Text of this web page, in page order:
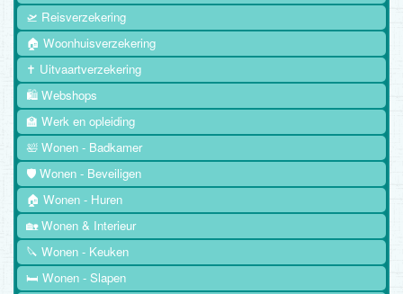
🛫 Reisverzekering
🏠 Woonhuisverzekering
✝️ Uitvaartverzekering
🛍️ Webshops
🏫 Werk en opleiding
🛀 Wonen - Badkamer
🛡️ Wonen - Beveiligen
🏠 Wonen - Huren
🏡 Wonen & Interieur
🔪 Wonen - Keuken
🛏️ Wonen - Slapen